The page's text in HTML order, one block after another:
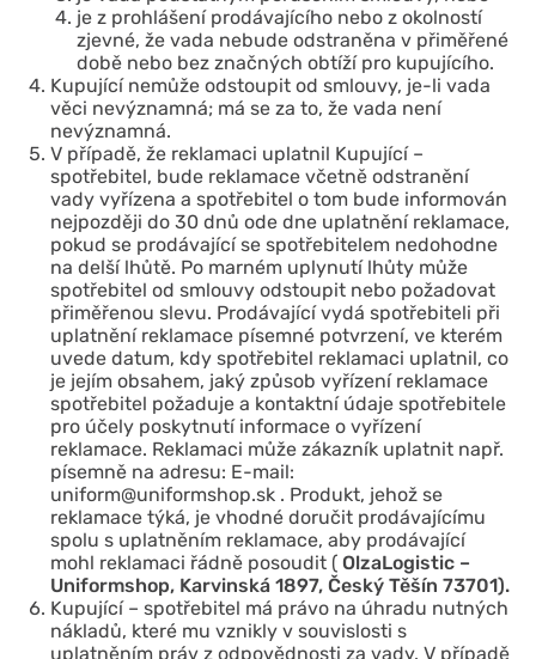
je z prohlášení prodávajícího nebo z okolností
zjevné, že vada nebude odstraněna v přiměřené
době nebo bez značných obtíží pro kupujícího.
Kupující nemůže odstoupit od smlouvy, je-li vada
věci nevýznamná; má se za to, že vada není
nevýznamná.
V případě, že reklamaci uplatnil Kupující –
spotřebitel, bude reklamace včetně odstranění
vady vyřízena a spotřebitel o tom bude informován
nejpozději do 30 dnů ode dne uplatnění reklamace,
pokud se prodávající se spotřebitelem nedohodne
na delší lhůtě. Po marném uplynutí lhůty může
spotřebitel od smlouvy odstoupit nebo požadovat
přiměřenou slevu. Prodávající vydá spotřebiteli při
uplatnění reklamace písemné potvrzení, ve kterém
uvede datum, kdy spotřebitel reklamaci uplatnil, co
je jejím obsahem, jaký způsob vyřízení reklamace
spotřebitel požaduje a kontaktní údaje spotřebitele
pro účely poskytnutí informace o vyřízení
reklamace. Reklamaci může zákazník uplatnit např.
písemně na adresu: E-mail:
uniform@uniformshop.sk . Produkt, jehož se
reklamace týká, je vhodné doručit prodávajícímu
spolu s uplatněním reklamace, aby prodávající
mohl reklamaci řádně posoudit ( OlzaLogistic –
Uniformshop, Karvinská 1897, Český Těšín 73701).
Kupující – spotřebitel má právo na úhradu nutných
nákladů, které mu vznikly v souvislosti s
uplatněním práv z odpovědnosti za vady. V případě